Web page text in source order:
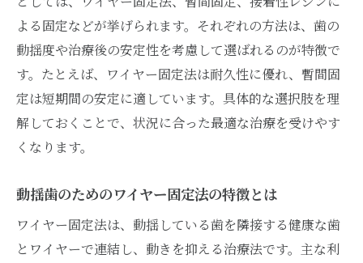
と
自分に最適な固定法を見つける歯医者のア
ドバイス
よる固定などが挙げられます。それぞれの方法は、歯の
動揺度や治療後の安定性を考慮して選ばれるのが特徴で
す。たとえば、ワイヤー固定法は耐久性に優れ、暫間固
定は短期間の安定に適しています。具体的な選択肢を理
解しておくことで、状況に合った最適な治療を受けやす
くなります。
動揺歯のためのワイヤー固定法の特徴とは
ワイヤー固定法は、動揺している歯を隣接する健康な歯
とワイヤーで連結し、動きを抑える治療法です。主な利